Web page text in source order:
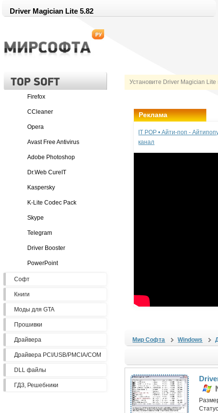
Driver Magician Lite 5.82
Установите Driver Magician Lite
Firefox
CCleaner
Opera
Avast Free Antivirus
Adobe Photoshop
Dr.Web CureIT
Kaspersky
K-Lite Codec Pack
Skype
Telegram
Driver Booster
PowerPoint
Софт
Книги
Моды для GTA
Прошивки
Драйвера
Драйвера PCI/USB/PMCIA/COM
DLL файлы
ГДЗ, Решебники
Реклама
IT POP • Айти-поп -
канал
Мир Софта Windows